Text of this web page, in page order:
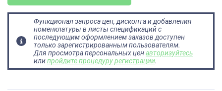
Функционал запроса цен, дисконта и добавления
номенклатуры в листы спецификаций с
последующим оформлением заказов доступен
только зарегистрированным пользователям.
Для просмотра персональных ценавторизуйтесь
илипройдите процедуру регистрации.